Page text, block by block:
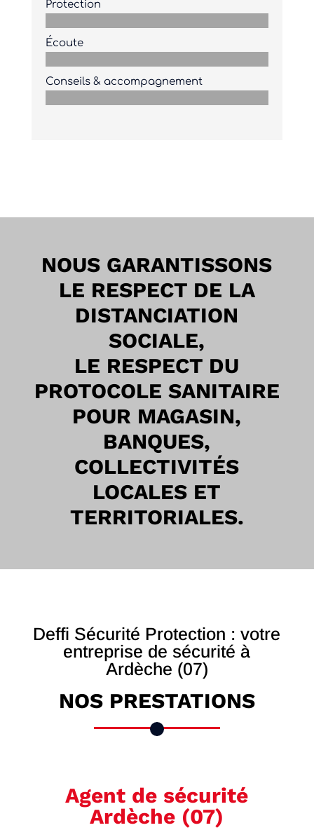
Protection
Écoute
Conseils & accompagnement
NOUS GARANTISSONS
LE RESPECT DE LA
DISTANCIATION
SOCIALE,
LE RESPECT DU
PROTOCOLE SANITAIRE
POUR MAGASIN,
BANQUES,
COLLECTIVITÉS
LOCALES ET
TERRITORIALES.
Deffi Sécurité Protection : votre
entreprise de sécurité à
Ardèche (07)
NOS PRESTATIONS
Agent de sécurité
Ardèche (07)